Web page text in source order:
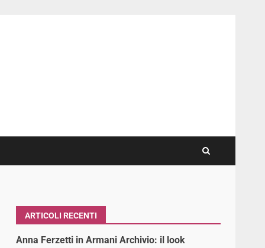
ARTICOLI RECENTI
Anna Ferzetti in Armani Archivio: il look